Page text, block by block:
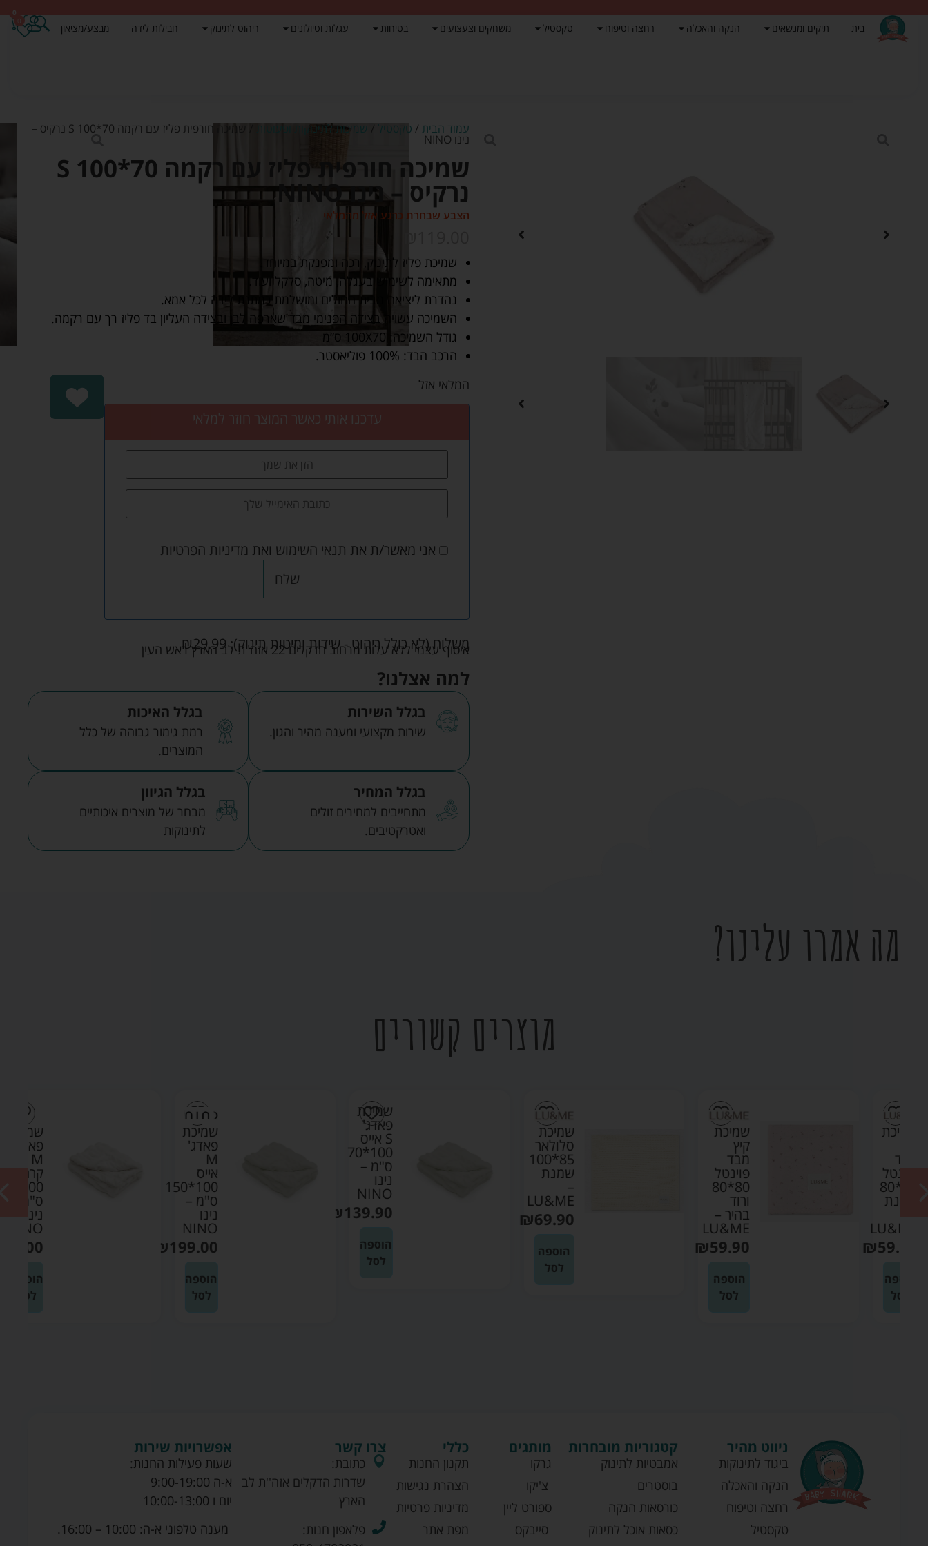
בית תיקים ומנשאים הנקה והאכלה רחצה וטיפוח טקסטיל משחקים וצעצועים בטיחות עגלות וטיולונים ריהוט לתינוק חבילות לידה מבצע/מציאון
0
עמוד הבית / טקסטיל שמיכות לתינוקות ופעוטות / שמיכה חורפית פליז עם רקמה S 100*70 נרקיס –
נינו NINO
שמיכה חורפית פליז עם רקמה S 100*70
נרקיס – נינו NINO
הצבע שבחרת כרגע אזל מהמלאי
שמיכת פליז לתינוק, רכה ומפנקת במיוחד.
מתאימה לשימוש בעגלה, מיטה, סלקל ועוד.
נהדרת ליציאה מבית החולים ומושלמת כמתנת לידה לכל אמא.
השמיכה עשויה בצידה הפנימי מבד שארפה לבן ובצידה העליון בד פליז רך עם רקמה.
גודל השמיכה: 100X70 ס”מ
הרכב הבד: 100% פוליאסטר.
המלאי אזל
עדכנו אותי כאשר המוצר חוזר למלאי
אני מאשר/ת את תנאי השימוש ואת מדיניות הפרטיות
שלח
משלוח (לא כולל ריהוט - שידות ומיטות תינוק): ₪29.99 איסוף עצמי ללא עלות מרחוב הדקלים 22 אזה"ת לב הארץ ראש העין
למה אצלנו?
בגלל השירות
שירות מקצועי ומענה מהיר והגון.
בגלל האיכות
רמת גימור גבוהה של כלל
המוצרים.
בגלל המחיר
מתחייבים למחירים זולים
ואטרקטיבים.
בגלל הגיוון
מבחר של מוצרים איכותיים
לתינוקות
מה אמרו עלינו?
מוצרים קשורים
₪
שמיכת
פוינטל
80*80
בהיר –
LU&ME
₪59.90
שמיכת
סלולאר
85*100
LU&ME
₪69.90
שמיכת
100*70
NINO
₪139.90
שמיכת
100*150
NINO
₪199.00
שמיכת
100*150
NINO
₪199.00
ניווט מהיר
ביגוד לתינוקות
הנקה והאכלה
רחצה וטיפוח
טקסטיל
קטגוריות מובחרות
אמבטיות לתינוק
בוסטרים
כורסאות הנקה
כסאות אוכל לתינוק
מותגים
גרקו
צ'יקו
ספורט ליין
סייבקס
כללי
תקנון החנות
הצהרת נגישות
מדיניות פרטיות
מפת אתר
צרו קשר
כתובת:
שדרות הדקלים אזה''ת לב
הארץ
פלאפון חנות:
אפשרויות שירות
שעות פעילות החנות:
א-ה 9:00-19:00
יום ו 10:00-13:00
מענה טלפוני א-ה: 10:00 – 16:00.